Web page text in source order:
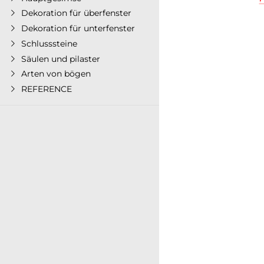
Dekoration für überfenster
Dekoration für unterfenster
Schlusssteine
Säulen und pilaster
Arten von bögen
REFERENCE